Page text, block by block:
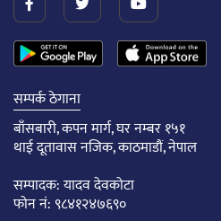
सम्पर्क ठेगाना
बाँसबारी, कपन मार्ग, घर नम्बर १५१
थाई दूतावास नजिक, काठमाडौं, नेपाल
सम्पादक: यादव देवकोटा
फोन नं: ९८४१२४७६९०